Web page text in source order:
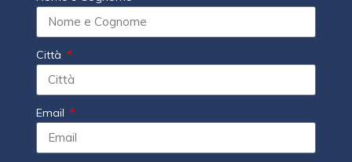
Città
Email